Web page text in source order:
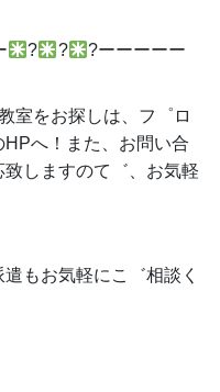
? ? ?ーーーーー
室をお探しは、フ゜ロ
HPへ！また、お問い合
しますのて゛、お気軽
もお気軽にこ゛相談く